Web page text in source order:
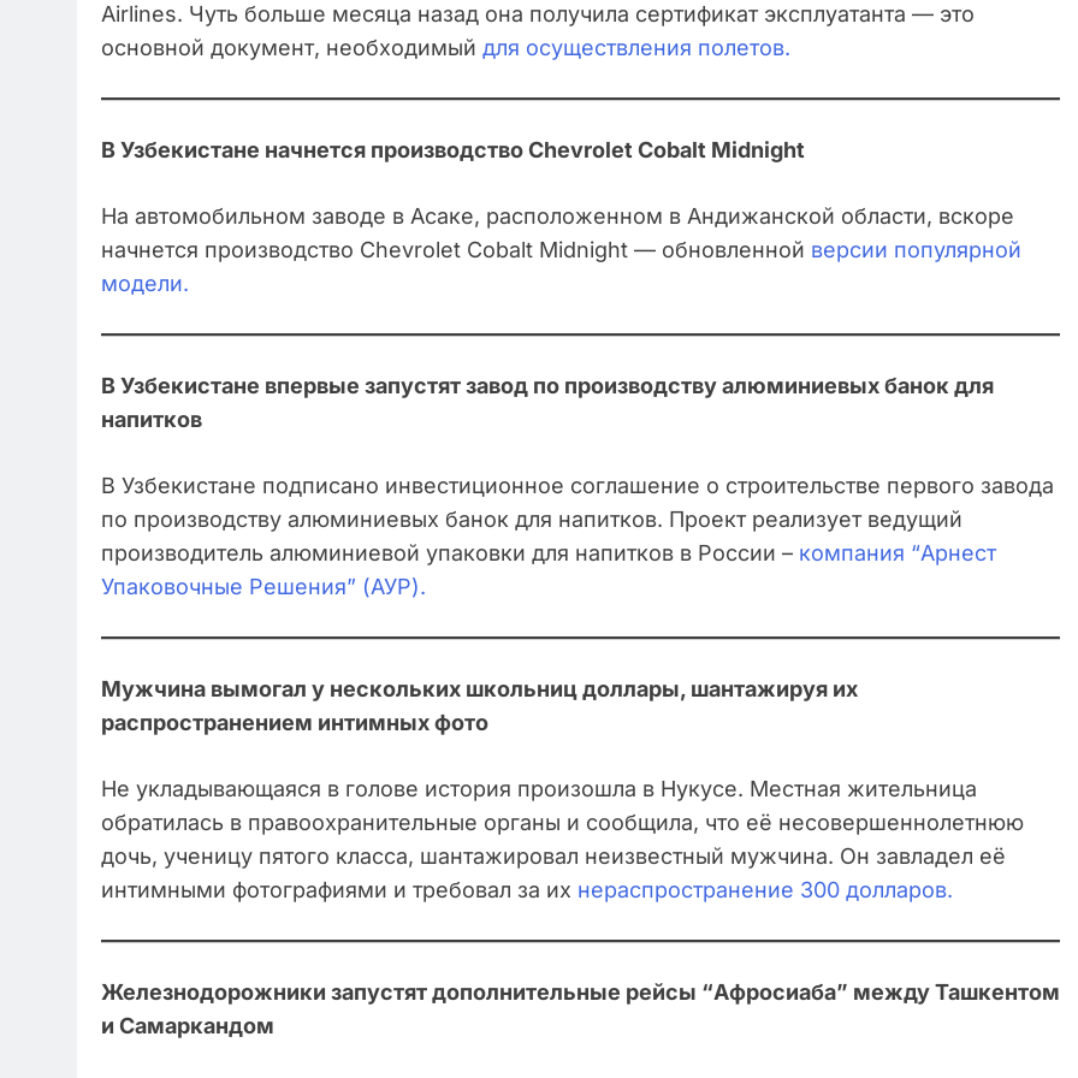
Airlines. Чуть больше месяца назад она получила сертификат эксплуатанта — это
основной документ, необходимый для осуществления полетов.
В Узбекистане начнется производство Chevrolet Cobalt Midnight
На автомобильном заводе в Асаке, расположенном в Андижанской области, вскоре
начнется производство Chevrolet Cobalt Midnight — обновленной версии популярной
модели.
В Узбекистане впервые запустят завод по производству алюминиевых банок для
напитков
В Узбекистане подписано инвестиционное соглашение о строительстве первого завода
по производству алюминиевых банок для напитков. Проект реализует ведущий
производитель алюминиевой упаковки для напитков в России – компания “Арнест
Упаковочные Решения” (АУР).
Мужчина вымогал у нескольких школьниц доллары, шантажируя их
распространением интимных фото
Не укладывающаяся в голове история произошла в Нукусе. Местная жительница
обратилась в правоохранительные органы и сообщила, что её несовершеннолетнюю
дочь, ученицу пятого класса, шантажировал неизвестный мужчина. Он завладел её
интимными фотографиями и требовал за их нераспространение 300 долларов.
Железнодорожники запустят дополнительные рейсы “Афросиаба” между Ташкентом
и Самаркандом